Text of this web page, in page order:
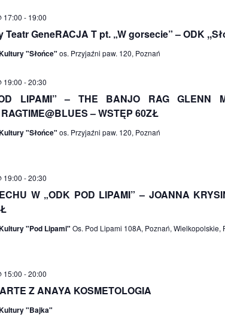
Teatr GeneRACJA T pt. „W gorsecie” – ODK
17:00 - 19:00
"Słońce" os. Przyjaźni paw. 120, Poznań
LIPAMI” – THE BANJO RAG GLENN
– WSTĘP 60ZŁ
19:00 -20:30
"Słońce" os. Przyjaźni paw. 120, Poznań
W „ODK POD LIPAMI” – JOANNA
19:00 -20:30
"Pod Lipami" Os. Pod Lipami 108A, Poznań, Wielkopolskie,
Z ANAYA KOSMETOLOGIA
15:00 -20:00
"Bajka"